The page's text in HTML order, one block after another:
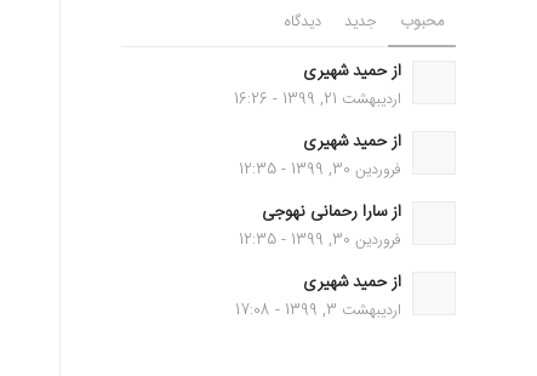
محبوب جدید دیدگاه
از حمید شهیری
اردیبهشت 21, 1399 - 16:26
از حمید شهیری
فروردین 30, 1399 - 12:35
از سارا رحمانی نهوجی
فروردین 30, 1399 - 12:35
از حمید شهیری
اردیبهشت 3, 1399 - 17:08